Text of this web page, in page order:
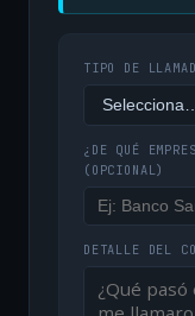
TIPO DE
¿DE QUÉ
(OPCIONAL)
DETALLE DEL